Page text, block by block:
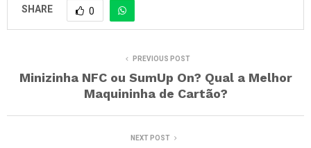
SHARE 0
PREVIOUS POST
Minizinha NFC ou SumUp On? Qual a Melhor
Maquininha de Cartão?
NEXT POST